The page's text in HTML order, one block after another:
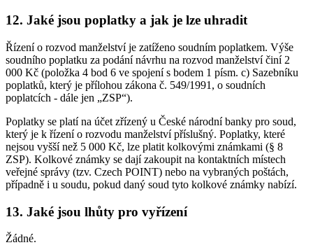
12. Jaké jsou poplatky a jak je lze uhradit
Řízení o rozvod manželství je zatíženo soudním poplatkem. Výše
soudního poplatku za podání návrhu na rozvod manželství činí 2
000 Kč (položka 4 bod 6 ve spojení s bodem 1 písm. c) Sazebníku
poplatků, který je přílohou zákona č. 549/1991, o soudních
poplatcích - dále jen „ZSP“).
Poplatky se platí na účet zřízený u České národní banky pro soud,
který je k řízení o rozvodu manželství příslušný. Poplatky, které
nejsou vyšší než 5 000 Kč, lze platit kolkovými známkami (§ 8
ZSP). Kolkové známky se dají zakoupit na kontaktních místech
veřejné správy (tzv. Czech POINT) nebo na vybraných poštách,
případně i u soudu, pokud daný soud tyto kolkové známky nabízí.
13. Jaké jsou lhůty pro vyřízení
Žádné.